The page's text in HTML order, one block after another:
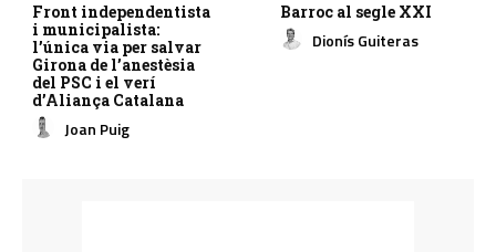
Front independentista
i municipalista:
l’única via per salvar
Girona de l’anestèsia
del PSC i el verí
d’Aliança Catalana
Joan Puig
Barroc al segle XXI
Dionís Guiteras